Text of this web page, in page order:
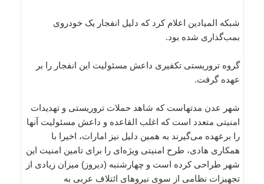
شبکه المیادین اعلام کرد که دلیل انفجار یک خودروی
بمب‌گذاری شده بود.
گروه تروریستی تکفیری داعش مسئولیت این انفجار را بر
عهده گرفت.
شهر عدن مدتهاست که شاهد حملات تروریستی و تهدیدات
امنیتی متعدد است که اغلب القاعده و داعش مسئولیت آنها
را برعهده می‌گیرند به همین دلیل نیز امارات، اخیرا با
همکاری هادی، طرح امنیتی ویژه‌ای را برای تامین امنیت این
شهر طراحی کرده است و چهارشنبه (دیروز) میزان زیادی از
تجهیزات نظامی از سوی نیروهای ائتلاف عربی به